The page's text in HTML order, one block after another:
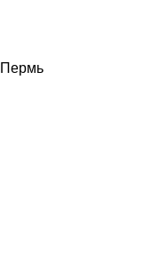
Пермь